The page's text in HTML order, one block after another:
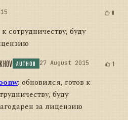
0
сотрудничеству, буду
AUTHOR 27 August 2015 1
: обновился, готов к
буду
за лицензию